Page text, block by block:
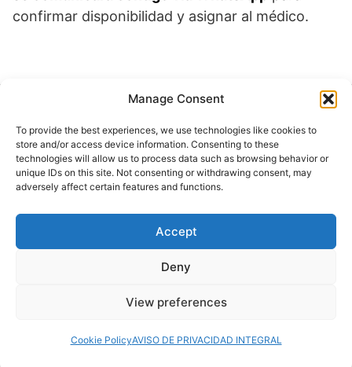
Manage Consent
To provide the best experiences, we use technologies like cookies to
store and/or access device information. Consenting to these
technologies will allow us to process data such as browsing behavior or
unique IDs on this site. Not consenting or withdrawing consent, may
adversely affect certain features and functions.
Accept
Deny
View preferences
Cookie PolicyAVISO DE PRIVACIDAD INTEGRAL
confirmar disponibilidad y asignar al médico.
Buscar
© 2024 Doctor at Home México. Todos los
derechos reservados.